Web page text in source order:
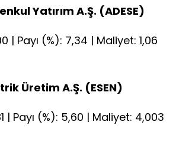
Yatırım A.Ş. (ADESE)
| Payı (%): 7,34 | Maliyet: 1,06
Üretim A.Ş. (ESEN)
| Payı (%): 5,60 | Maliyet: 4,003